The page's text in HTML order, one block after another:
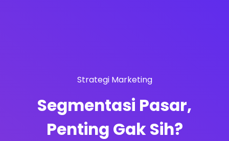
Strategi Marketing
Segmentasi Pasar,
Penting Gak Sih?